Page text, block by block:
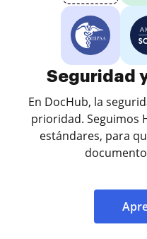
Seguridad
En DocHub, la
prioridad. Seguimos
estándares, para